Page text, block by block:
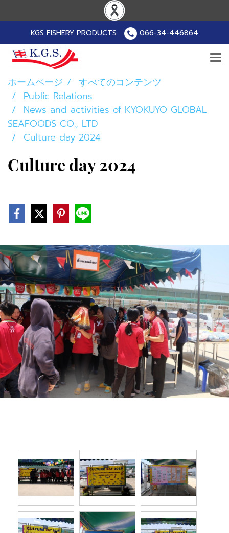
KGS FISHERY PRODUCTS 066-34-446864
ホームページ
すべてのコンテンツ
Public Relations
News and activities of KYOKUYO GLOBAL
SEAFOODS CO., LTD
Culture day 2024
Culture day 2024